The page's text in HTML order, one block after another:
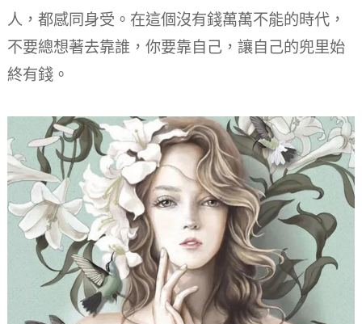
人，都感同身受。 在這個沒有錢萬萬不能的時代，
不要總想著去靠誰，你要靠自己，讓自己的兜里始
終有錢。